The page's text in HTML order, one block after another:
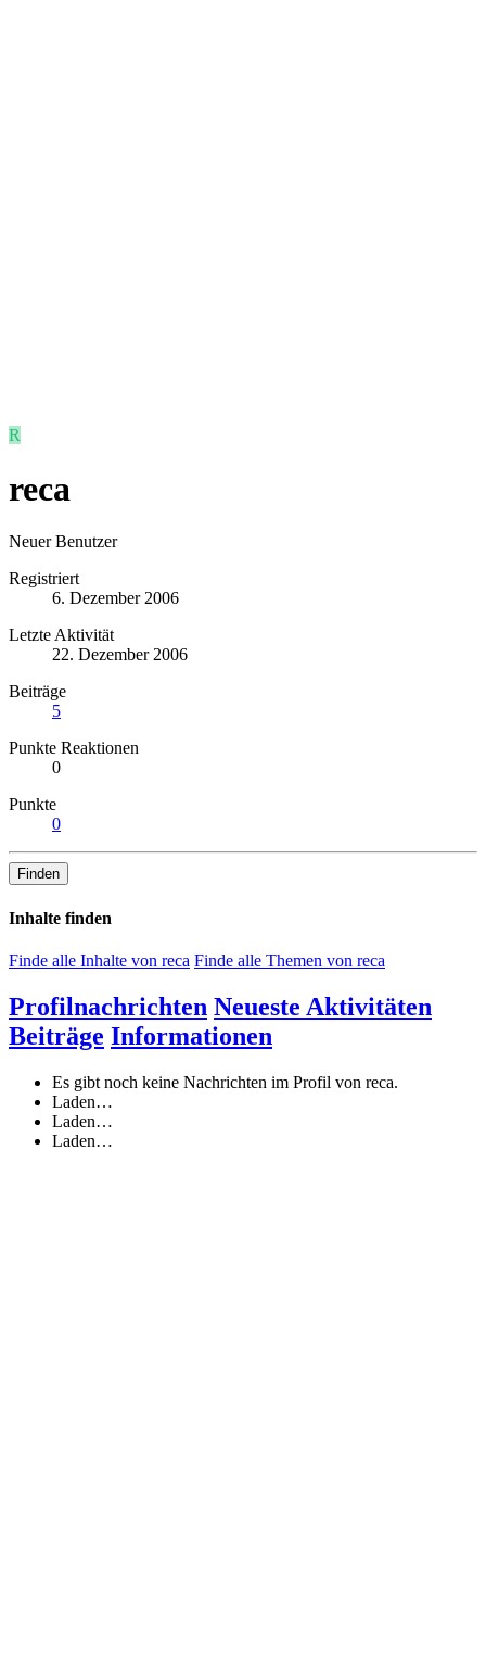
R
reca
Neuer Benutzer
Registriert
6. Dezember 2006
Letzte Aktivität
22. Dezember 2006
Beiträge
5
Punkte Reaktionen
0
Punkte
0
Finden
Inhalte finden
Finde alle Inhalte von reca Finde alle Themen von reca
Profilnachrichten Neueste Aktivitäten
Beiträge Informationen
Es gibt noch keine Nachrichten im Profil von reca.
Laden…
Laden…
Laden…